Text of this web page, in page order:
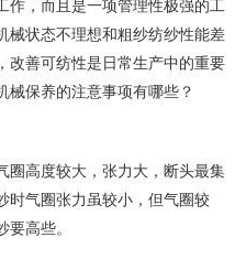
作，而且是一项管理性极强的工
械状态不理想和粗纱纺纱性能差
改善可纺性是日常生产中的重要
械保养的注意事项有哪些？
圈高度较大，张力大，断头最集
时气圈张力虽较小，但气圈较
高些。